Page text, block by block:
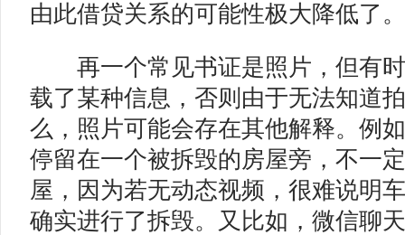
由此借贷关系的可能性极大降低了。
再一个常见书证是照片，但有时
载了某种信息，否则由于无法知道
么，照片可能会存在其他解释。例
停留在一个被拆毁的房屋旁，不一
屋，因为若无动态视频，很难说明
确实进行了拆毁。又比如，微信聊